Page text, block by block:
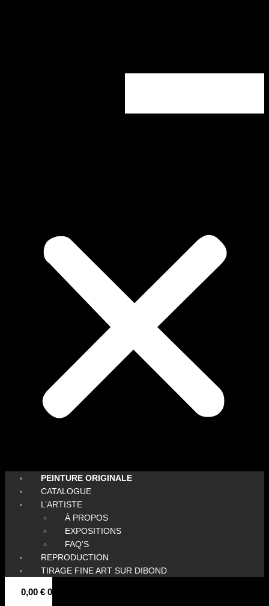
PEINTURE ORIGINALE
CATALOGUE
L’ARTISTE
À PROPOS
EXPOSITIONS
FAQ’S
REPRODUCTION
TIRAGE FINE ART SUR DIBOND
0,00 € 0